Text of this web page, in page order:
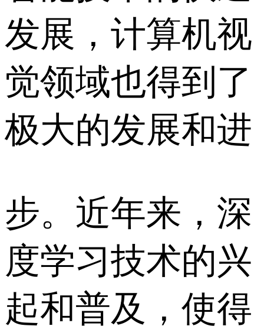
发展，计算机视
觉领域也得到了
极大的发展和进
步。近年来，深
度学习技术的兴
起和普及，使得